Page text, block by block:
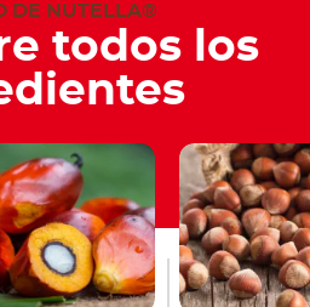
DE NUTELLA®
todos los